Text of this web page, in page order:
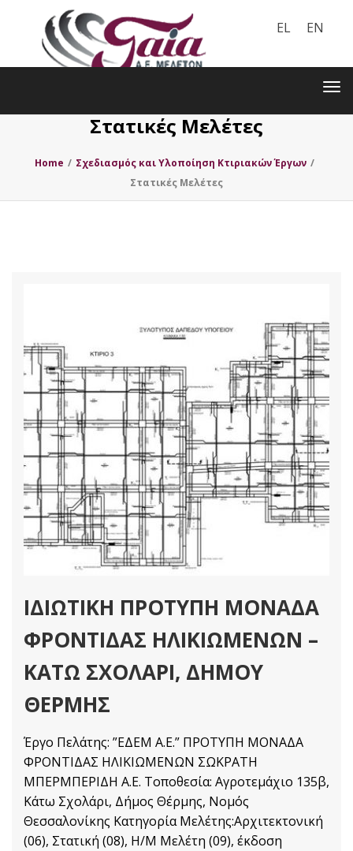
EL EN
Στατικές Μελέτες
Home / Σχεδιασμός και Υλοποίηση Κτιριακών Έργων /
Στατικές Μελέτες
ΙΔΙΩΤΙΚΗ ΠΡΟΤΥΠΗ ΜΟΝΑΔΑ
ΦΡΟΝΤΙΔΑΣ ΗΛΙΚΙΩΜΕΝΩΝ –
ΚΑΤΩ ΣΧΟΛΑΡΙ, ΔΗΜΟΥ
ΘΕΡΜΗΣ
Έργο Πελάτης: ”ΕΔΕΜ Α.Ε.” ΠΡΟΤΥΠΗ ΜΟΝΑΔΑ
ΦΡΟΝΤΙΔΑΣ ΗΛΙΚΙΩΜΕΝΩΝ ΣΩΚΡΑΤΗ
ΜΠΕΡΜΠΕΡΙΔΗ Α.Ε. Τοποθεσία: Αγροτεμάχιο 135β,
Κάτω Σχολάρι, Δήμος Θέρμης, Νομός
Θεσσαλονίκης Κατηγορία Μελέτης:Αρχιτεκτονική
(06), Στατική (08), Η/Μ Μελέτη (09), έκδοση